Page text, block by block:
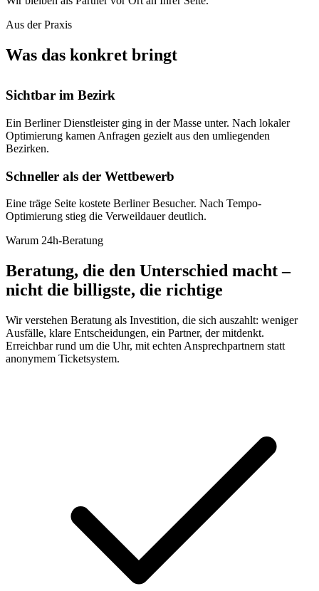
Aus der Praxis
Was das konkret bringt
Sichtbar im Bezirk
Ein Berliner Dienstleister ging in der Masse unter. Nach lokaler
Optimierung kamen Anfragen gezielt aus den umliegenden
Bezirken.
Schneller als der Wettbewerb
Eine träge Seite kostete Berliner Besucher. Nach Tempo-
Optimierung stieg die Verweildauer deutlich.
Warum 24h-Beratung
Beratung, die den Unterschied macht –
nicht die billigste, die richtige
Wir verstehen Beratung als Investition, die sich auszahlt: weniger
Ausfälle, klare Entscheidungen, ein Partner, der mitdenkt.
Erreichbar rund um die Uhr, mit echten Ansprechpartnern statt
anonymem Ticketsystem.